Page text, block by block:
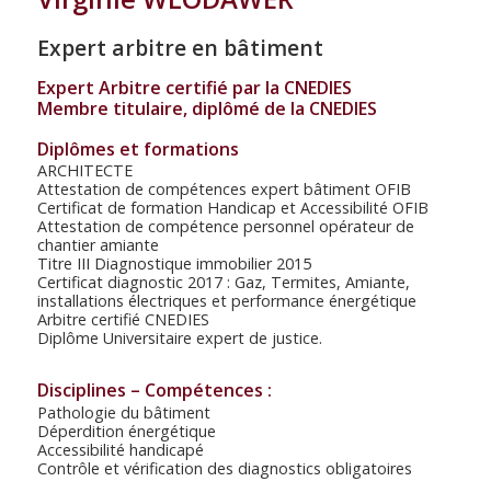
Expert arbitre en bâtiment
Expert Arbitre certifié par la CNEDIES
Membre titulaire, diplômé de la CNEDIES
Diplômes et formations
ARCHITECTE
Attestation de compétences expert bâtiment OFIB
Certificat de formation Handicap et Accessibilité OFIB
Attestation de compétence personnel opérateur de
chantier amiante
Titre III Diagnostique immobilier 2015
Certificat diagnostic 2017 : Gaz, Termites, Amiante,
installations électriques et performance énergétique
Arbitre certifié CNEDIES
Diplôme Universitaire expert de justice.
Disciplines – Compétences :
Pathologie du bâtiment
Déperdition énergétique
Accessibilité handicapé
Contrôle et vérification des diagnostics obligatoires